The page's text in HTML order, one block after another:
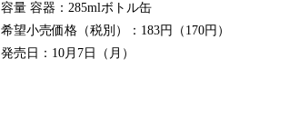
容量 容器：285mlボトル缶
希望小売価格（税別）：183円（170円）
発売日：10月7日（月）